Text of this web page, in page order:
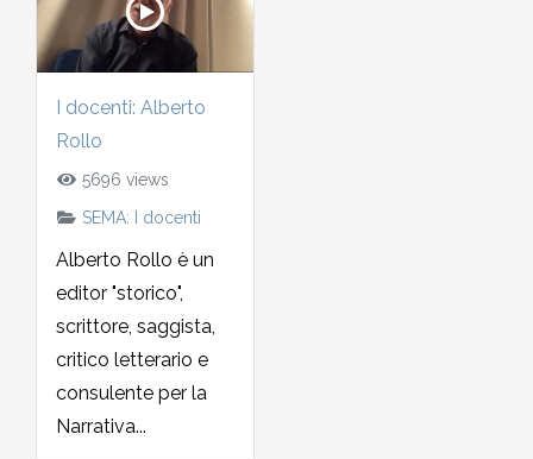
I docenti: Alberto
Rollo
5696 views
SEMA: I docenti
Alberto Rollo è un
editor "storico",
scrittore, saggista,
critico letterario e
consulente per la
Narrativa...